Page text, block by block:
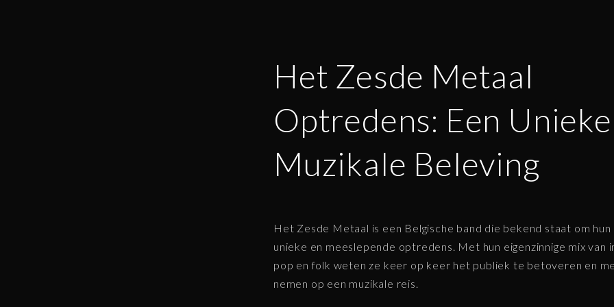
Het Zesde Metaal
Optredens: Een Unieke
Muzikale Beleving
Het Zesde Metaal is een Belgische band die bekend staat om hun
unieke en meeslepende optredens. Met hun eigenzinnige mix van
pop en folk weten ze keer op keer het publiek te betoveren en
nemen op een muzikale reis.